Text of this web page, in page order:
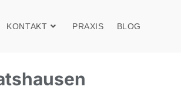
KONTAKT PRAXIS BLOG